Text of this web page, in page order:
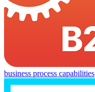
business process capabilities